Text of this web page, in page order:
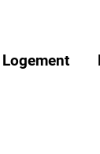
Logement